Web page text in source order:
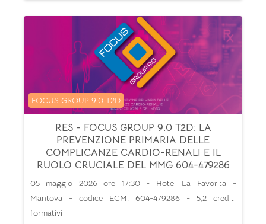
RES - FOCUS GROUP 9.0 T2D: LA
PREVENZIONE PRIMARIA DELLE
COMPLICANZE CARDIO-RENALI E IL
RUOLO CRUCIALE DEL MMG 604-479286
Categoria di corsi
FOCUS GROUP 9.0 T2D
05 maggio 2026 ore 17:30 - Hotel La Favorita -
Mantova - codice ECM: 604-479286 - 5,2 crediti
formativi -